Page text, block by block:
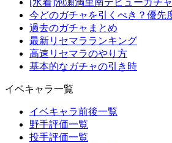
[水着]泡瀬満里南デビューガチャ
今どのガチャを引くべき？優先
過去のガチャまとめ
最新リセマラランキング
高速リセマラのやり方
基本的なガチャの引き時
イベキャラ一覧
イベキャラ前後一覧
野手評価一覧
投手評価一覧